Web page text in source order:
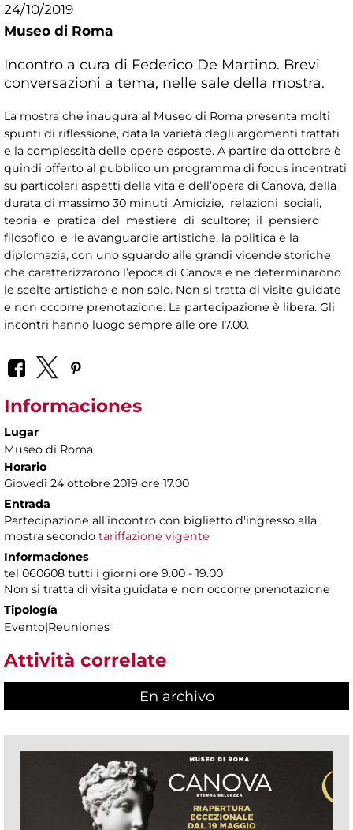
24/10/2019
Museo di Roma
Incontro a cura di Federico De Martino. Brevi
conversazioni a tema, nelle sale della mostra.
La mostra che inaugura al Museo di Roma presenta molti
spunti di riflessione, data la varietà degli argomenti trattati
e la complessità delle opere esposte. A partire da ottobre è
quindi offerto al pubblico un programma di focus incentrati
su particolari aspetti della vita e dell’opera di Canova, della
durata di massimo 30 minuti. Amicizie, relazioni sociali,
teoria e pratica del mestiere di scultore; il pensiero
filosofico e le avanguardie artistiche, la politica e la
diplomazia, con uno sguardo alle grandi vicende storiche
che caratterizzarono l’epoca di Canova e ne determinarono
le scelte artistiche e non solo. Non si tratta di visite guidate
e non occorre prenotazione. La partecipazione è libera. Gli
incontri hanno luogo sempre alle ore 17.00.
Informaciones
Lugar
Museo di Roma
Horario
Giovedì 24 ottobre 2019 ore 17.00
Entrada
Partecipazione all'incontro con biglietto d'ingresso alla
mostra secondo tariffazione vigente
Informaciones
tel 060608 tutti i giorni ore 9.00 - 19.00
Non si tratta di visita guidata e non occorre prenotazione
Tipología
Evento|Reuniones
Attività correlate
En archivo